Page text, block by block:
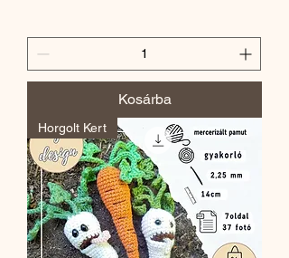
Kosárba
Horgolt Kert